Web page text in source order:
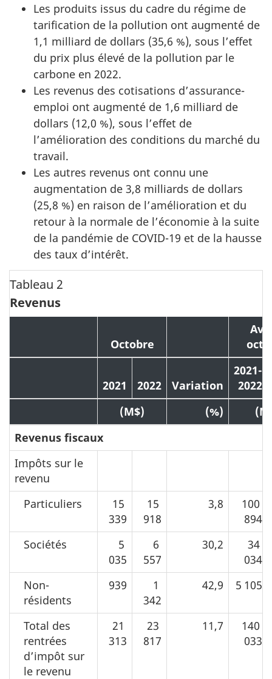
Les produits issus du cadre du régime de
tarification de la pollution ont augmenté de
1,1 milliard de dollars (35,6 %), sous l’effet
du prix plus élevé de la pollution par le
carbone en 2022.
Les revenus des cotisations d’assurance-
emploi ont augmenté de 1,6 milliard de
dollars (12,0 %), sous l’effet de
l’amélioration des conditions du marché du
travail.
Les autres revenus ont connu une
augmentation de 3,8 milliards de dollars
(25,8 %) en raison de l’amélioration et du
retour à la normale de l’économie à la suite
de la pandémie de COVID-19 et de la hausse
des taux d’intérêt.
Tableau 2
Revenus
Octobre
2021 2022 Variation
2021-
2022
(M$)
(%)
Revenus fiscaux
Impôts sur le
revenu
Particuliers
15
339
15
918
3,8
100
894
Sociétés
5
035
6
557
30,2
34
034
Non-
résidents
939
1
342
42,9 5 105
Total des
rentrées
d’impôt sur
le revenu
21
313
23
817
11,7
140
033